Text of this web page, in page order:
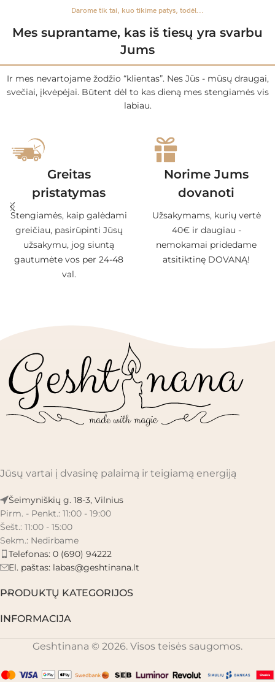
Darome tik tai, kuo tikime patys, todėl...
Mes suprantame, kas iš tiesų yra svarbu
Jums
Ir mes nevartojame žodžio “klientas”. Nes Jūs - mūsų draugai,
svečiai, įkvėpėjai. Būtent dėl to kas dieną mes stengiamės vis
labiau.
Greitas
pristatymas
Stengiamės, kaip galėdami
greičiau, pasirūpinti Jūsų
užsakymu, jog siuntą
gautumėte vos per 24-48
val.
Norime Jums
dovanoti
Užsakymams, kurių vertė
40€ ir daugiau -
nemokamai pridedame
atsitiktinę DOVANĄ!
Jūsų vartai į dvasinę palaimą ir teigiamą energiją
Šeimyniškių g. 18-3, Vilnius
Pirm. - Penkt.: 11:00 - 19:00
Šešt.: 11:00 - 15:00
Sekm.: Nedirbame
Telefonas: 0 (690) 94222
El. paštas: labas@geshtinana.lt
PRODUKTŲ KATEGORIJOS
INFORMACIJA
Geshtinana © 2026. Visos teisės saugomos.